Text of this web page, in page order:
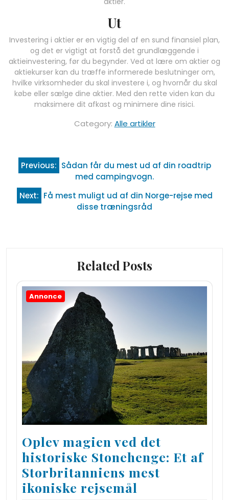
Ut
Investering i aktier er en vigtig del af en sund finansiel plan,
og det er vigtigt at forstå det grundlæggende i
aktieinvestering, før du begynder. Ved at lære om aktier og
aktiekurser kan du træffe informerede beslutninger om,
hvilke virksomheder du skal investere i, og hvornår du skal
købe eller sælge dine aktier. Med den rette viden kan du
maksimere dit afkast og minimere dine risici.
Category: Alle artikler
Indlægsnavigation
Previous: Sådan får du mest ud af din roadtrip
med campingvogn.
Next: Få mest muligt ud af din Norge-rejse med
disse træningsråd
Related Posts
Annonce
Oplev magien ved det
historiske Stonehenge: Et af
Storbritanniens mest
ikoniske rejsemål